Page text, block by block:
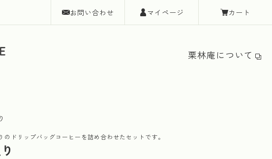
お問い合わせ マイページ カート
栗林庵について
ドリップバッグコーヒーを詰め合わせたセットです。